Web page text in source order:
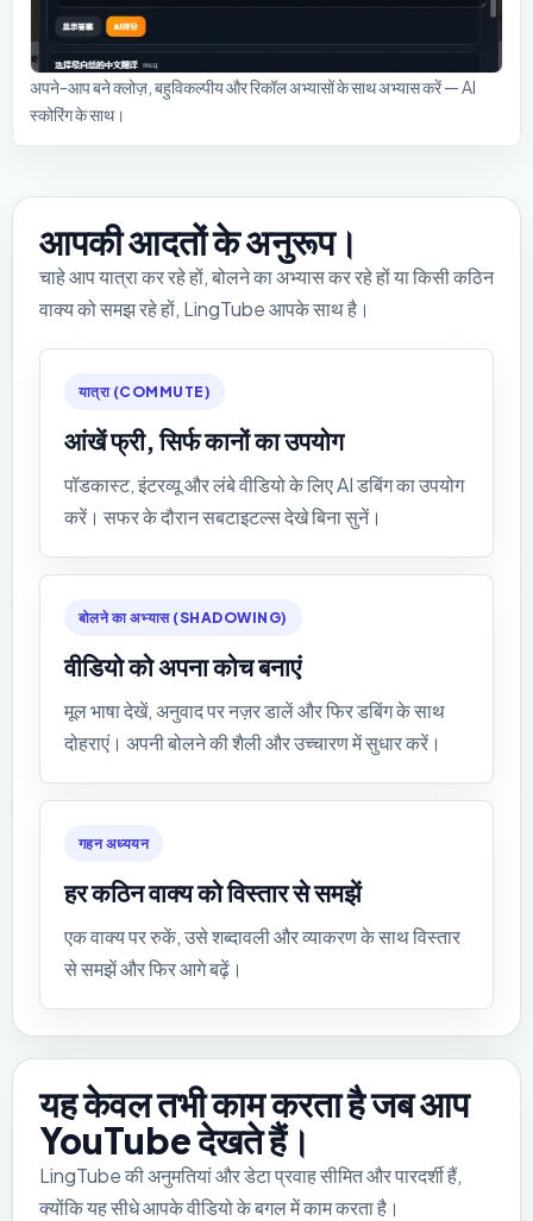
अपने-आप बने क्लोज़, बहुविकल्पीय और रिकॉल अभ्यासों के साथ अभ्यास करें — AI
स्कोरिंग के साथ।
आपकी आदतों के अनुरूप।
चाहे आप यात्रा कर रहे हों, बोलने का अभ्यास कर रहे हों या किसी कठिन
वाक्य को समझ रहे हों, LingTube आपके साथ है।
यात्रा (COMMUTE)
आंखें फ्री, सिर्फ कानों का उपयोग
पॉडकास्ट, इंटरव्यू और लंबे वीडियो के लिए AI डबिंग का उपयोग
करें। सफर के दौरान सबटाइटल्स देखे बिना सुनें।
बोलने का अभ्यास (SHADOWING)
वीडियो को अपना कोच बनाएं
मूल भाषा देखें, अनुवाद पर नज़र डालें और फिर डबिंग के साथ
दोहराएं। अपनी बोलने की शैली और उच्चारण में सुधार करें।
गहन अध्ययन
हर कठिन वाक्य को विस्तार से समझें
एक वाक्य पर रुकें, उसे शब्दावली और व्याकरण के साथ विस्तार
से समझें और फिर आगे बढ़ें।
यह केवल तभी काम करता है जब आप
YouTube देखते हैं।
LingTube की अनुमतियां और डेटा प्रवाह सीमित और पारदर्शी हैं,
क्योंकि यह सीधे आपके वीडियो के बगल में काम करता है।